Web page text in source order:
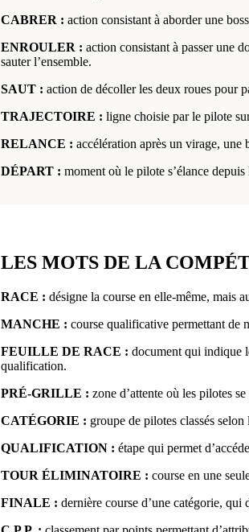
CABRER : action consistant à aborder une
ENROULER : action consistant à passer une
sauter l’ensemble.
SAUT : action de décoller les deux roues pour
TRAJECTOIRE : ligne choisie par le pilote
RELANCE : accélération après un virage, une
DÉPART : moment où le pilote s’élance
LES MOTS DE LA
RACE : désigne la course en elle-même, mais
MANCHE : course qualificative permettant de
FEUILLE DE RACE : document qui indique
qualification.
PRÉ-GRILLE : zone d’attente où les pilotes
CATÉGORIE : groupe de pilotes classés
QUALIFICATION : étape qui permet
TOUR ÉLIMINATOIRE : course en une
FINALE : dernière course d’une catégorie, qui